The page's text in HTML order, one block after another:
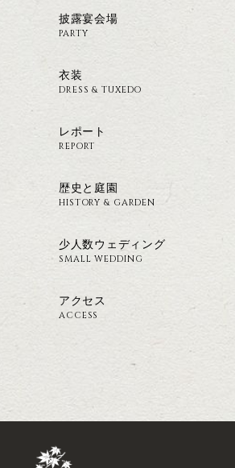
披露宴会場
PARTY
衣装
DRESS & TUXEDO
レポート
REPORT
歴史と庭園
HISTORY & GARDEN
少人数ウェディング
SMALL WEDDING
アクセス
ACCESS